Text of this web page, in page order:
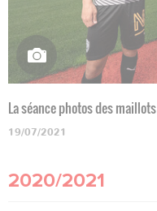
La séance photos des maillots
19/07/2021
2020/2021